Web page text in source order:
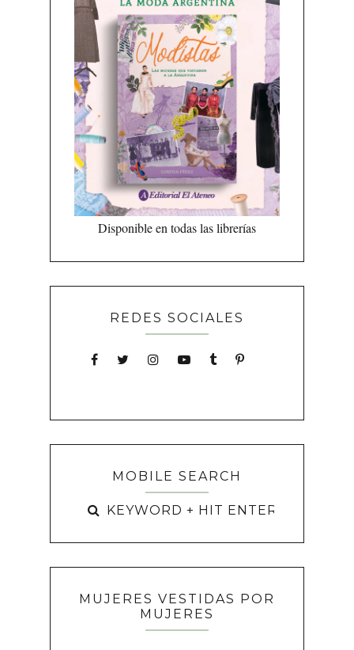
Disponible en todas las librerías
REDES SOCIALES
MOBILE SEARCH
MUJERES VESTIDAS POR
MUJERES